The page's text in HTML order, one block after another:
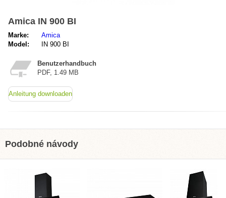
Amica IN 900 BI
Marke:
Amica
Model:
IN 900 BI
Benutzerhandbuch
PDF, 1.49 MB
Anleitung downloaden
Podobné návody